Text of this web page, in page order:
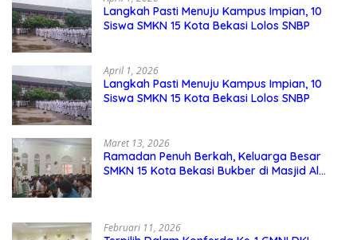
Langkah Pasti Menuju Kampus Impian, 10
Siswa SMKN 15 Kota Bekasi Lolos SNBP
April 1, 2026
Langkah Pasti Menuju Kampus Impian, 10
Siswa SMKN 15 Kota Bekasi Lolos SNBP
Maret 13, 2026
Ramadan Penuh Berkah, Keluarga Besar
SMKN 15 Kota Bekasi Bukber di Masjid Al
Februari 11, 2026